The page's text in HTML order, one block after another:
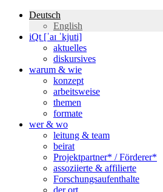
Deutsch
English
iQt [ˈaɪ ˈkjuti]
aktuelles
diskursives
warum & wie
konzept
arbeitsweise
themen
formate
wer & wo
leitung & team
beirat
Projektpartner* / Förderer*
assoziierte & affilierte
Forschungsaufenthalte
der ort